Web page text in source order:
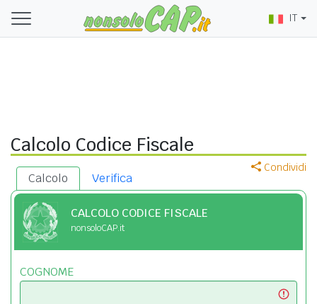
IT
Calcolo Codice Fiscale
Condividi
Calcolo Verifica
CALCOLO CODICE FISCALE
nonsoloCAP.it
COGNOME